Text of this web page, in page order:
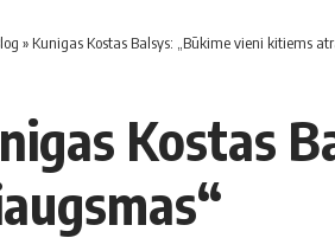
» Kunigas Kostas Balsys: „Būkime vieni kitiems
Kostas